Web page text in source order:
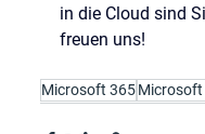
in die Cloud sind
freuen uns!
Microsoft 365Microsoft